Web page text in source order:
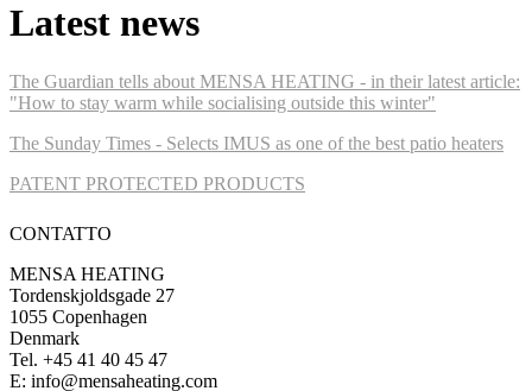
Latest news
The Guardian tells about MENSA HEATING - in their latest article:
"How to stay warm while socialising outside this winter"
The Sunday Times - Selects IMUS as one of the best patio heaters
PATENT PROTECTED PRODUCTS
CONTATTO
MENSA HEATING
Tordenskjoldsgade 27
1055 Copenhagen
Denmark
Tel. +45 41 40 45 47
E: info@mensaheating.com